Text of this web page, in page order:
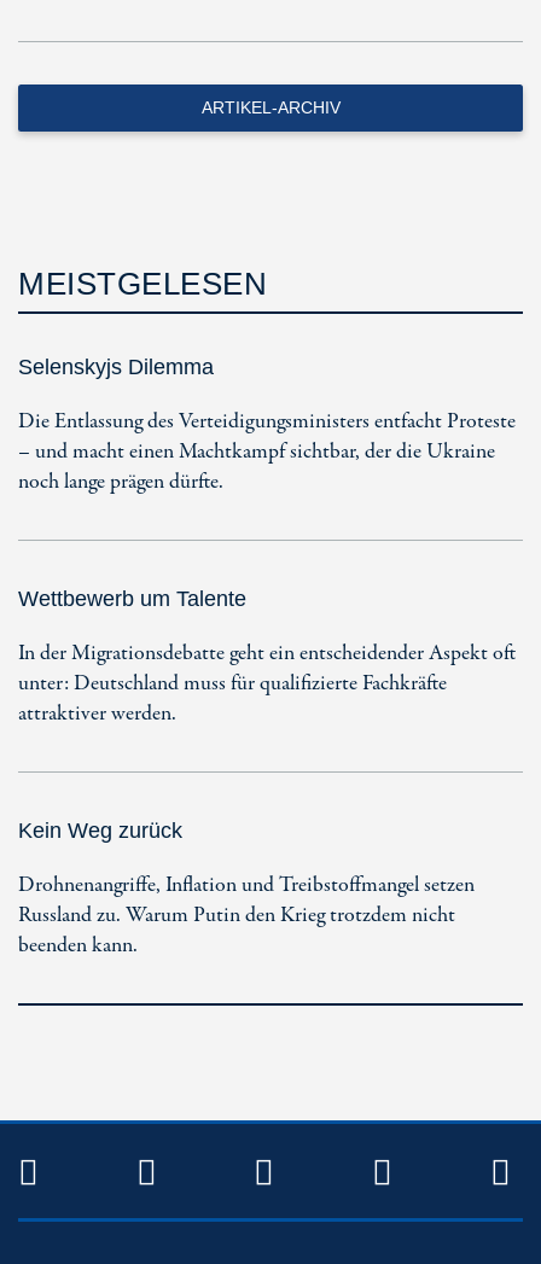
ARTIKEL-ARCHIV
MEISTGELESEN
Selenskyjs Dilemma
Die Entlassung des Verteidigungsministers entfacht Proteste
– und macht einen Machtkampf sichtbar, der die Ukraine
noch lange prägen dürfte.
Wettbewerb um Talente
In der Migrationsdebatte geht ein entscheidender Aspekt oft
unter: Deutschland muss für qualifizierte Fachkräfte
attraktiver werden.
Kein Weg zurück
Drohnenangriffe, Inflation und Treibstoffmangel setzen
Russland zu. Warum Putin den Krieg trotzdem nicht
beenden kann.
TWITTERFACEBOOKINSTAGRAM